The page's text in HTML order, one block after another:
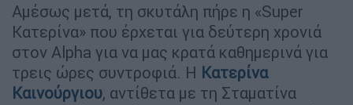
Αμέσως μετά, τη σκυτάλη πήρε η «Super
Κατερίνα» που έρχεται για δεύτερη χρονιά
στον Alpha για να μας κρατά καθημερινά για
τρεις ώρες συντροφιά. Η Κατερίνα
Καινούργιου, αντίθετα με τη Σταματίνα